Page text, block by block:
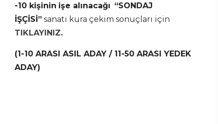
-10 kişinin işe alınacağı “SONDAJ
İŞÇİSİ” sanatı kura çekim sonuçları için
TIKLAYINIZ.
(1-10 ARASI ASIL ADAY / 11-50 ARASI YEDEK
ADAY)